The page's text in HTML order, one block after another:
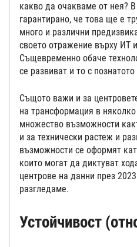
какво да очакваме от нея?
гарантирано, че това ще е
много и различни
своето отражение върху ИТ
Същевременно обаче
се развиват и то с
Същото важи и за
на трансформация в
множество възможности
и за технически растеж и
възможности се оформят
които могат да диктуват
центрове на данни през
разгледаме.
Устойчивост